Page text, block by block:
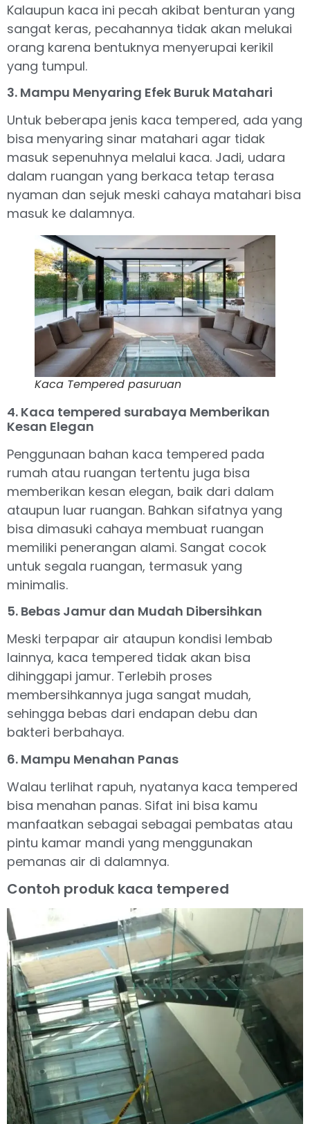
Kalaupun kaca ini pecah akibat benturan yang
sangat keras, pecahannya tidak akan melukai
orang karena bentuknya menyerupai kerikil
yang tumpul.
3. Mampu Menyaring Efek Buruk Matahari
Untuk beberapa jenis kaca tempered, ada yang
bisa menyaring sinar matahari agar tidak
masuk sepenuhnya melalui kaca. Jadi, udara
dalam ruangan yang berkaca tetap terasa
nyaman dan sejuk meski cahaya matahari bisa
masuk ke dalamnya.
Kaca Tempered pasuruan
4. Kaca tempered surabaya Memberikan
Kesan Elegan
Penggunaan bahan kaca tempered pada
rumah atau ruangan tertentu juga bisa
memberikan kesan elegan, baik dari dalam
ataupun luar ruangan. Bahkan sifatnya yang
bisa dimasuki cahaya membuat ruangan
memiliki penerangan alami. Sangat cocok
untuk segala ruangan, termasuk yang
minimalis.
5. Bebas Jamur dan Mudah Dibersihkan
Meski terpapar air ataupun kondisi lembab
lainnya, kaca tempered tidak akan bisa
dihinggapi jamur. Terlebih proses
membersihkannya juga sangat mudah,
sehingga bebas dari endapan debu dan
bakteri berbahaya.
6. Mampu Menahan Panas
Walau terlihat rapuh, nyatanya kaca tempered
bisa menahan panas. Sifat ini bisa kamu
manfaatkan sebagai sebagai pembatas atau
pintu kamar mandi yang menggunakan
pemanas air di dalamnya.
Contoh produk kaca tempered